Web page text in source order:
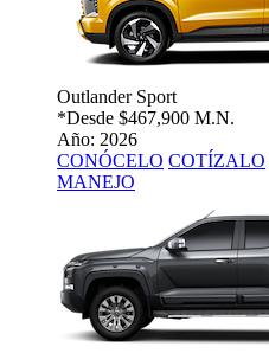
Outlander Sport
*Desde $467,900 M.N.
Año: 2026
CONÓCELO COTÍZALO
MANEJO